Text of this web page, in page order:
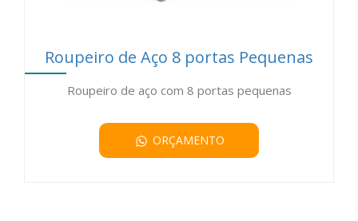
Roupeiro de Aço 8 portas Pequenas
Roupeiro de aço com 8 portas pequenas
ORÇAMENTO